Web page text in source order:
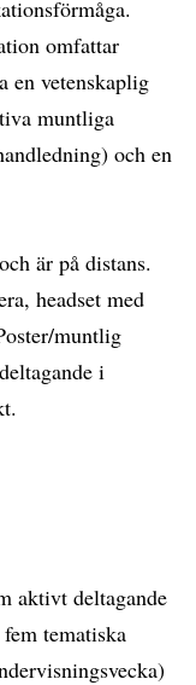
omfattar
en vetenskaplig
muntliga
och en
är på distans.
headset med
muntlig
i
aktivt deltagande
tematiska